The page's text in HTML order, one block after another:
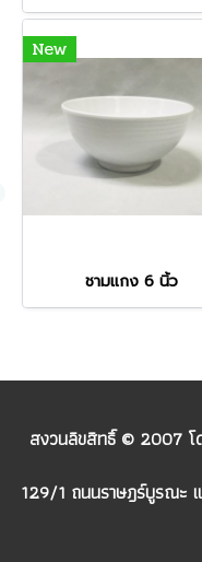
New
ชามแกง 6 นิ้ว
สงวนลิขสิทธิ์ © 2007 โ
129/1 ถนนราษฎร์บูรณะ